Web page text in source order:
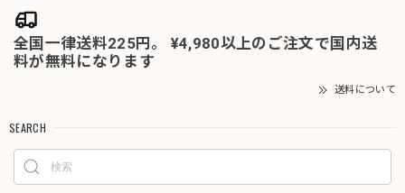
全国一律送料225円。 ¥4,980以上のご注文で国内送
料が無料になります
送料について
SEARCH